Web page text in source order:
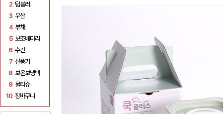
2 텀블러
3 우산
4 부채
5 보조배터리
6 수건
7 선풍기
8 보온보냉백
9 물티슈
10 장바구니